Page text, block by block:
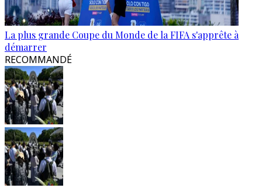
La plus grande Coupe du Monde de la FIFA s'apprête à
démarrer
RECOMMANDÉ